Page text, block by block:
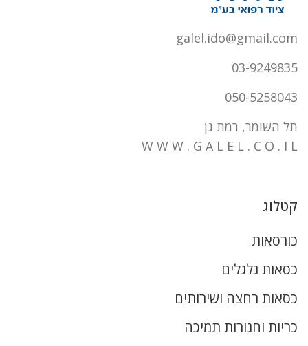
galel.ido@gmail.com
03-9249835
050-5258043
תל השומר, רמת גן
W W W . G A L E L . C O . I L
קטלוג
כורסאות
כסאות גלגלים
כסאות רחצה ושירותים
כריות וחגורות תמיכה